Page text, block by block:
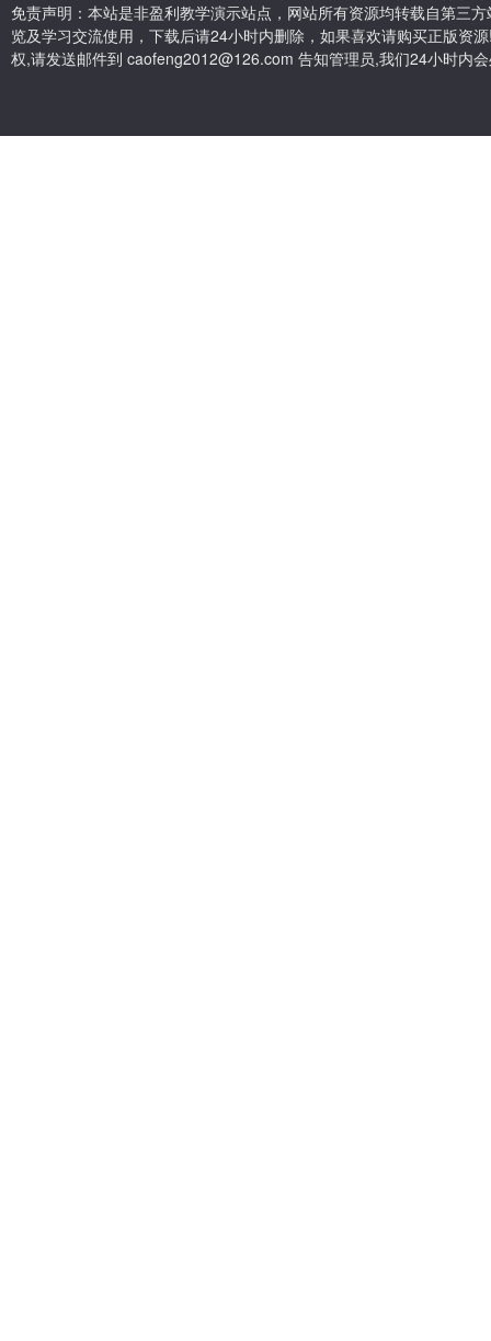
免责声明：本站是非盈利教学演示站点，网站所有资源均转载自第三
览及学习交流使用，下载后请24小时内删除，如果喜欢请购买正版资
权,请发送邮件到 caofeng2012@126.com 告知管理员,我们24小时内